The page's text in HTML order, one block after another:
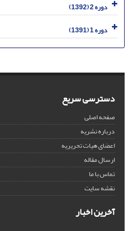
دوره 2 (1392)
دوره 1 (1391)
دسترسی سریع
صفحه اصلی
درباره نشریه
اعضای هیات تحریریه
ارسال مقاله
تماس با ما
نقشه سایت
آخرین اخبار